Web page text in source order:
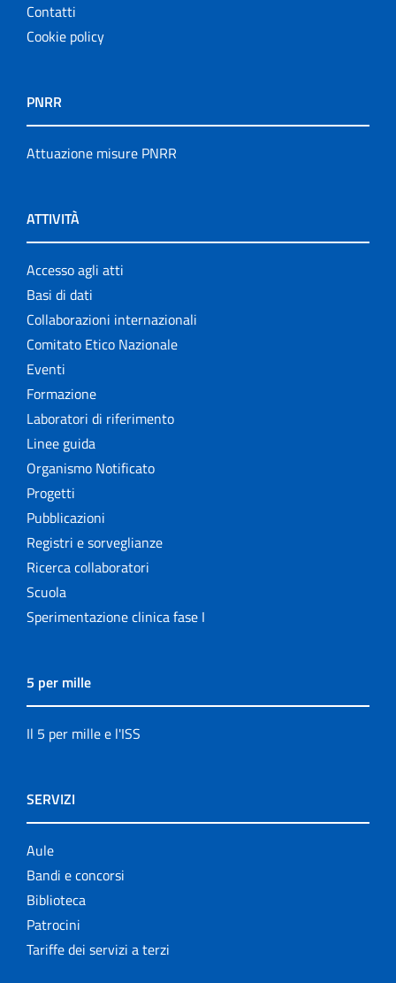
Contatti
Cookie policy
PNRR
Attuazione misure PNRR
ATTIVITÀ
Accesso agli atti
Basi di dati
Collaborazioni internazionali
Comitato Etico Nazionale
Eventi
Formazione
Laboratori di riferimento
Linee guida
Organismo Notificato
Progetti
Pubblicazioni
Registri e sorveglianze
Ricerca collaboratori
Scuola
Sperimentazione clinica fase I
5 per mille
Il 5 per mille e l'ISS
SERVIZI
Aule
Bandi e concorsi
Biblioteca
Patrocini
Tariffe dei servizi a terzi